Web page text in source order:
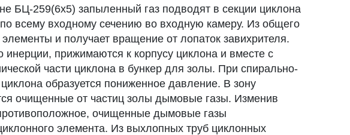
БЦ-259(6х5) запыленный газ подводят в секции циклона
всему входному сечению во входную камеру. Из общего
и получает вращение от лопаток завихрителя.
прижимаются к корпусу циклона и вместе с
части циклона в бункер для золы. При спирально-
образуется пониженное давление. В зону
очищенные от частиц золы дымовые газы. Изменив
очищенные дымовые газы
элемента. Из выхлопных труб циклонных